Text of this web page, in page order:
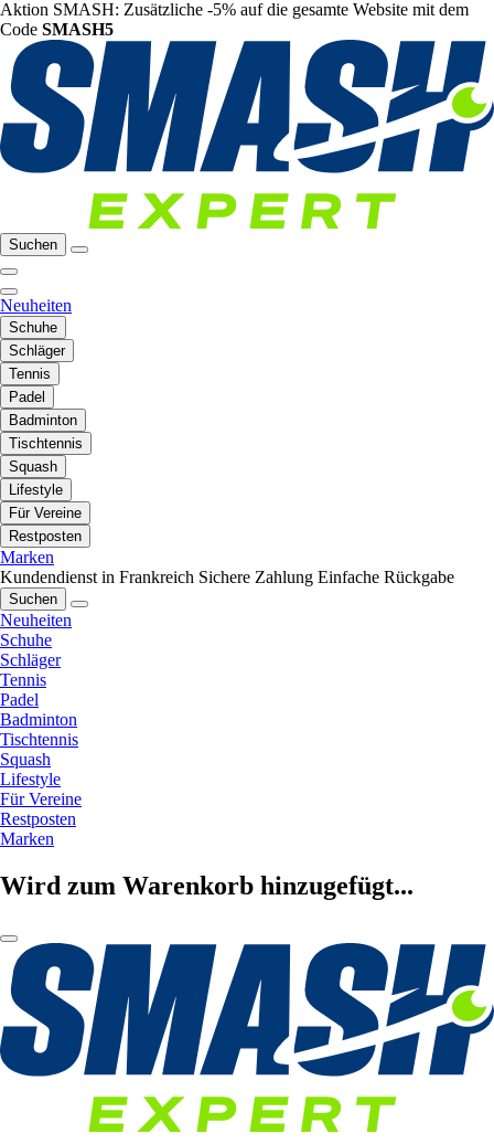
Aktion SMASH: Zusätzliche -5% auf die gesamte Website mit dem
Code SMASH5
Suchen
Neuheiten
Schuhe
Schläger
Tennis
Padel
Badminton
Tischtennis
Squash
Lifestyle
Für Vereine
Restposten
Marken
Kundendienst in Frankreich Sichere Zahlung Einfache Rückgabe
Suchen
Neuheiten
Schuhe
Schläger
Tennis
Padel
Badminton
Tischtennis
Squash
Lifestyle
Für Vereine
Restposten
Marken
Wird zum Warenkorb hinzugefügt...